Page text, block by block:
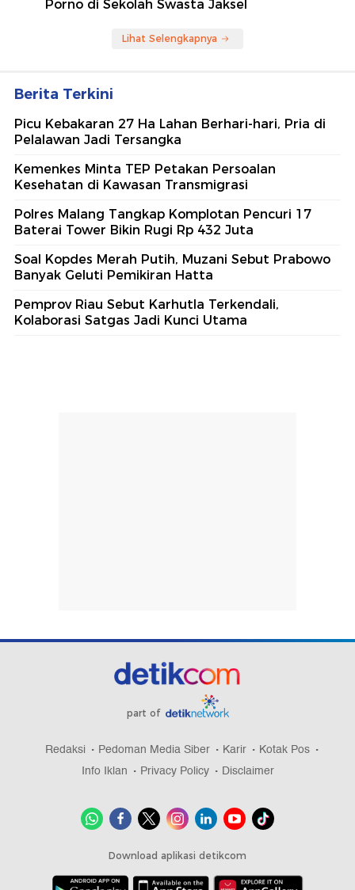
Porno di Sekolah Swasta Jaksel
Lihat Selengkapnya
Berita Terkini
Picu Kebakaran 27 Ha Lahan Berhari-hari, Pria di
Pelalawan Jadi Tersangka
Kemenkes Minta TEP Petakan Persoalan
Kesehatan di Kawasan Transmigrasi
Polres Malang Tangkap Komplotan Pencuri 17
Baterai Tower Bikin Rugi Rp 432 Juta
Soal Kopdes Merah Putih, Muzani Sebut Prabowo
Banyak Geluti Pemikiran Hatta
Pemprov Riau Sebut Karhutla Terkendali,
Kolaborasi Satgas Jadi Kunci Utama
part of
Redaksi Pedoman Media Siber Karir
Kotak Pos
Info Iklan
Privacy Policy Disclaimer
Download aplikasi detikcom